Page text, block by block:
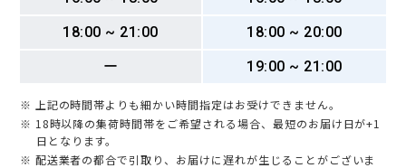
18:00 ~ 21:00
18:00 ~ 20:00
ー
19:00 ~ 21:00
※ 上記の時間帯よりも細かい時間指定はお受けできません。
※ 18時以降の集荷時間帯をご希望される場合、最短のお届け日が+1
日となります。
※ 配送業者の都合で引取り、お届けに遅れが生じることがございま